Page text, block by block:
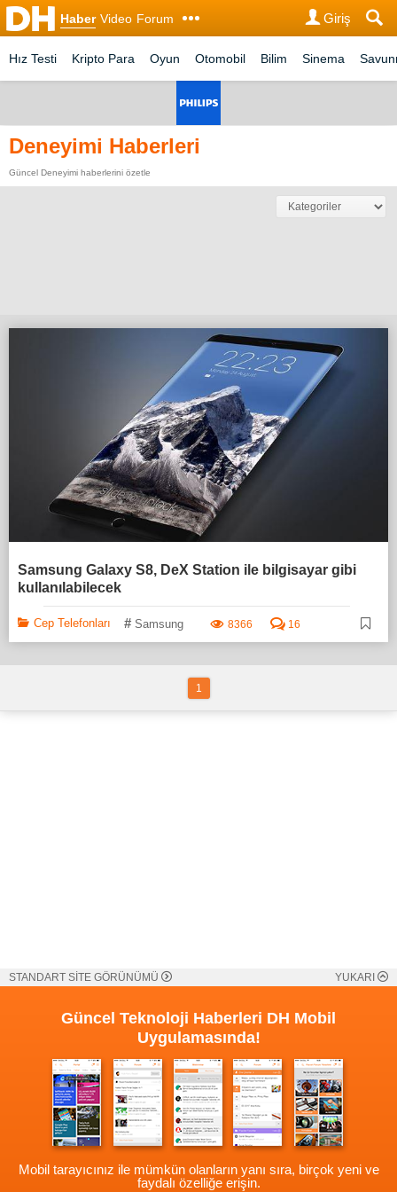
Haber Video Forum Giriş
Hız Testi Kripto Para Oyun Otomobil Bilim Sinema
Deneyimi Haberleri
Güncel Deneyimi haberlerini özetle
Samsung Galaxy S8, DeX Station ile bilgisayar gibi
kullanılabilecek
Cep Telefonları # Samsung 8366 16
1
STANDART SİTE GÖRÜNÜMÜ YUKARI
Güncel Teknoloji Haberleri DH Mobil
Uygulamasında!
Mobil tarayıcınız ile mümkün olanların yanı sıra, birçok yeni ve
faydalı özelliğe erişin.